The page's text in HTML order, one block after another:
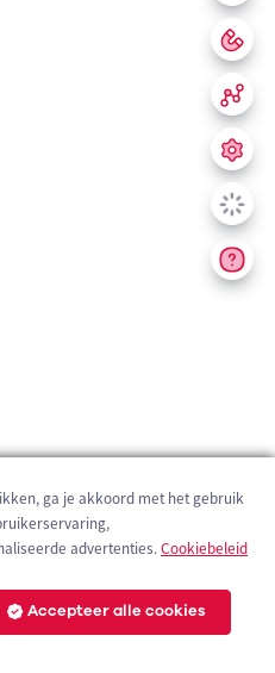
ga je akkoord met het gebruik
advertenties.Cookiebeleid
Accepteer alle cookies